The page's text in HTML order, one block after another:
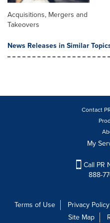
Acquisitions, Mergers and
Takeovers
News Releases in Similar
Contact
My
Call PR
888-
Terms of Use Privacy Policy
Site Map